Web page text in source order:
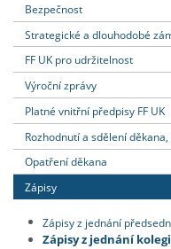
Bezpečnost
Strategické a dlouhodobé
FF UK pro udržitelnost
Výroční zprávy
Platné vnitřní předpisy FF UK
Rozhodnutí a sdělení
Opatření děkana
Zápisy
Zápisy z jednání
Zápisy z jednání